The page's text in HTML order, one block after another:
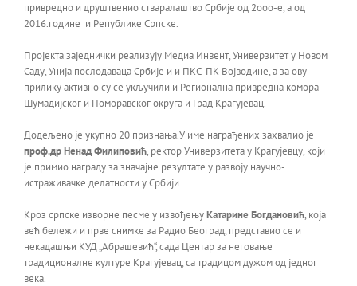
привредно и друштвенио стваралаштво Србије од 2ооо-е, а од
2016.године и Републике Српске.
Пројекта заједнички реализују Медиа Инвент, Универзитет у Новом
Саду, Унија послодаваца Србије и и ПКС-ПК Војводине, а за ову
прилику активно су се укључили и Регионална привредна комора
Шумадијског и Поморавског округа и Град Крагујевац.
Додељено је укупно 20 признања.У име награђених захвалио је
проф.др Ненад Филиповић, ректор Универзитета у Крагујевцу, који
је примио награду за значајне резултате у развоју научно-
истраживачке делатности у Србији.
Кроз српске изворне песме у извођењуКатарине Богдановић, која
већ бележи и прве снимке за Радио Београд, представио се и
некадашњи КУД „Абрашевић“, сада Центар за неговање
традиционалне културе Крагујевац, са традицом дужом од једног
века.